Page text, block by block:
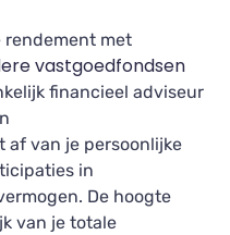
rendement met
vastgoedfondsen
financieel adviseur
af van je persoonlijke
in
De hoogte
van je totale